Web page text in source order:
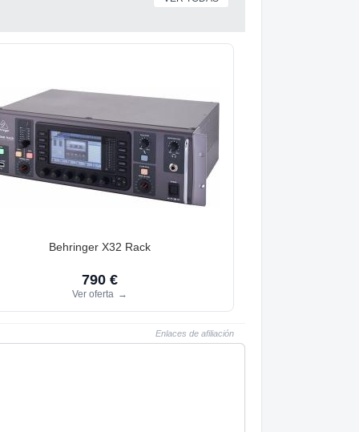
Behringer X32 Rack
790 €
Ver oferta →
Enlaces de afiliación